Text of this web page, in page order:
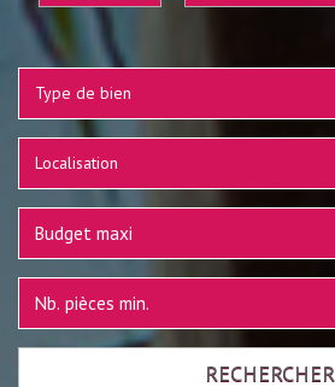
Type de bien
Localisation
RECHERCHER